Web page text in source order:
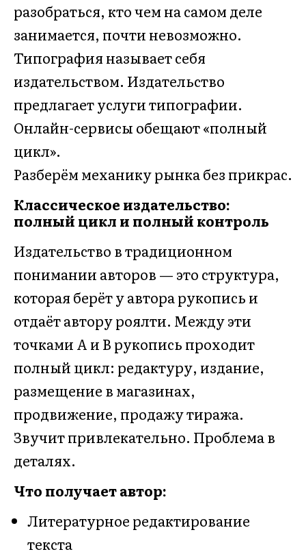
разобраться, кто чем на самом деле
занимается, почти невозможно.
Типография называет себя
издательством. Издательство
предлагает услуги типографии.
Онлайн-сервисы обещают «полный
цикл».
Разберём механику рынка без прикрас.
Классическое издательство:
полный цикл и полный контроль
Издательство в традиционном
понимании авторов — это структура,
которая берёт у автора рукопись и
отдаёт автору роялти. Между эти
точками А и B рукопись проходит
полный цикл: редактуру, издание,
размещение в магазинах,
продвижение, продажу тиража.
Звучит привлекательно. Проблема в
деталях.
Что получает автор:
Литературное редактирование
текста